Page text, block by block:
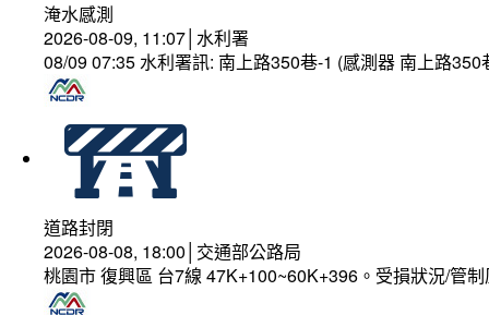
淹水感測
2026-08-09, 11:07│水利署
08/09 07:35 水利署訊: 南上路350巷-1 (感測器 南上路
道路封閉
2026-08-08, 18:00│交通部公路局
桃園市 復興區 台7線 47K+100~60K+396。受損狀況/管